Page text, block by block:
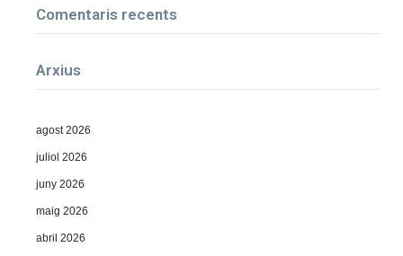
Comentaris recents
Arxius
agost 2026
juliol 2026
juny 2026
maig 2026
abril 2026